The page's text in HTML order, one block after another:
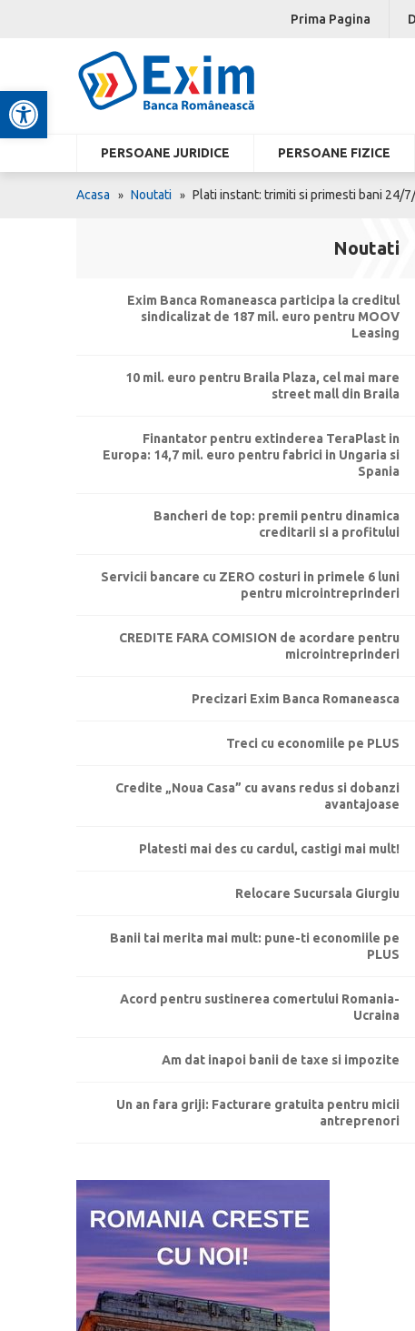
Deschide bara de unelte
Prima Pagina
PERSOANE JURIDICE PERSOANE FIZICE
Acasa Noutati Plati instant: trimiti si primesti bani 24/
Noutati
Exim Banca Romaneasca participa la creditul
sindicalizat de 187 mil. euro pentru MOOV
Leasing
10 mil. euro pentru Braila Plaza, cel mai mare
street mall din Braila
Finantator pentru extinderea TeraPlast in
Europa: 14,7 mil. euro pentru fabrici in Ungaria si
Spania
Bancheri de top: premii pentru dinamica
creditarii si a profitului
Servicii bancare cu ZERO costuri in primele 6 luni
pentru microintreprinderi
CREDITE FARA COMISION de acordare pentru
microintreprinderi
Precizari Exim Banca Romaneasca
Treci cu economiile pe PLUS
Credite „Noua Casa” cu avans redus si dobanzi
avantajoase
Platesti mai des cu cardul, castigi mai mult!
Relocare Sucursala Giurgiu
Banii tai merita mai mult: pune-ti economiile pe
PLUS
Acord pentru sustinerea comertului Romania-
Ucraina
Am dat inapoi banii de taxe si impozite
Un an fara griji: Facturare gratuita pentru micii
antreprenori